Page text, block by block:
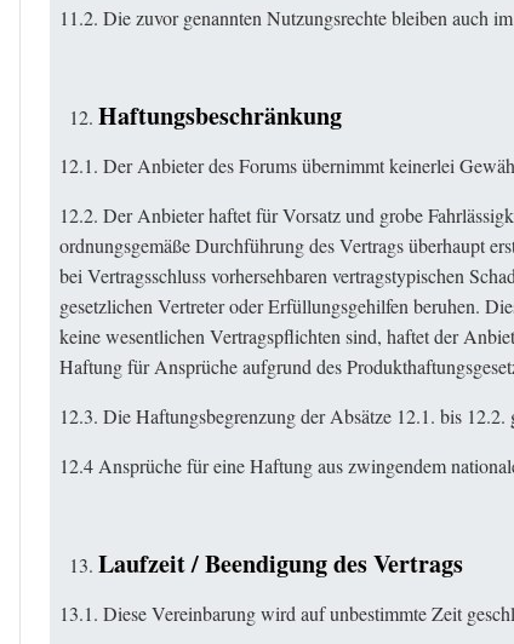
11.2. Die zuvor genannten Nutzungsrechte bleiben auch
Haftungsbeschränkung
12.1. Der Anbieter des Forums übernimmt keinerlei
12.2. Der Anbieter haftet für Vorsatz und grobe
ordnungsgemäße Durchführung des Vertrags überhaupt
bei Vertragsschluss vorhersehbaren vertragstypischen
gesetzlichen Vertreter oder Erfüllungsgehilfen beruhen.
keine wesentlichen Vertragspflichten sind, haftet der
Haftung für Ansprüche aufgrund des
12.3. Die Haftungsbegrenzung der Absätze 12.1. bis
12.4 Ansprüche für eine Haftung aus zwingendem
Laufzeit / Beendigung des Vertrags
13.1. Diese Vereinbarung wird auf unbestimmte Zeit